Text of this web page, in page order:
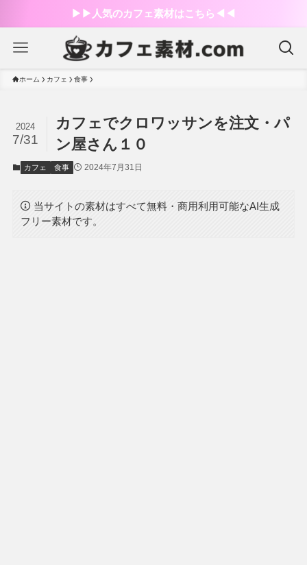
▶︎▶︎人気のカフェ素材はこちら◀︎◀︎
ホーム カフェ 食事
カフェでクロワッサンを注文・パ
ン屋さん１０
2024
7/31
カフェ 食事 2024年7月31日
当サイトの素材はすべて無料・商用利用可能なAI生成
フリー素材です。